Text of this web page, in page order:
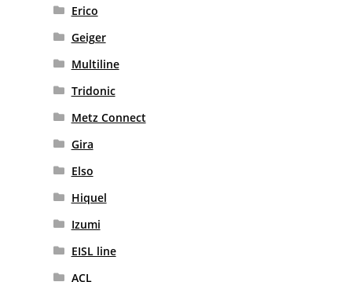
Erico
Geiger
Multiline
Tridonic
Metz Connect
Gira
Elso
Hiquel
Izumi
EISL line
ACL